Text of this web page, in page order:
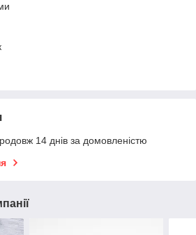
14 днів за домовленістю